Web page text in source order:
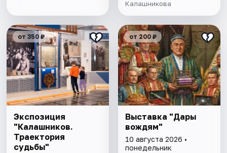
Калашникова
от 350 ₽
Экспозиция
"Калашников.
Траектория
судьбы"
от 200 ₽
Выставка "Дары
вождям"
10 августа 2026 •
понедельник